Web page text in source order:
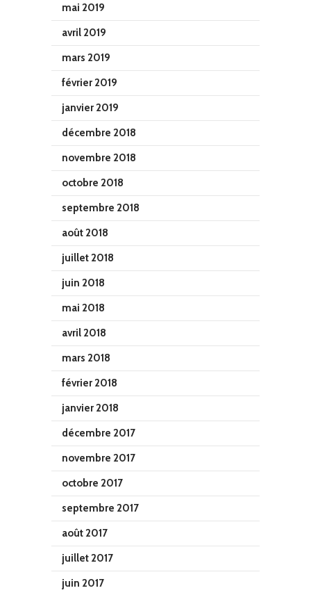
mai 2019
avril 2019
mars 2019
février 2019
janvier 2019
décembre 2018
novembre 2018
octobre 2018
septembre 2018
août 2018
juillet 2018
juin 2018
mai 2018
avril 2018
mars 2018
février 2018
janvier 2018
décembre 2017
novembre 2017
octobre 2017
septembre 2017
août 2017
juillet 2017
juin 2017